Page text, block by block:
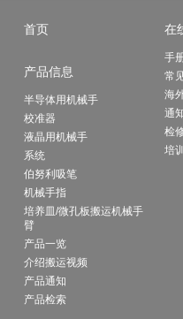
首页
产品信息
半导体用机械手
校准器
液晶用机械手
系统
伯努利吸笔
机械手指
培养皿/微孔板搬运机械手
臂
产品一览
介绍搬运视频
产品通知
产品检索
在
手
常
海
通
检
培